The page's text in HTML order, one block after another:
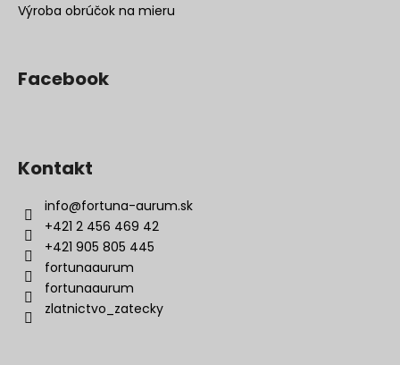
Výroba obrúčok na mieru
Facebook
Kontakt
info@fortuna-aurum.sk
+421 2 456 469 42
+421 905 805 445
fortunaaurum
fortunaaurum
zlatnictvo_zatecky